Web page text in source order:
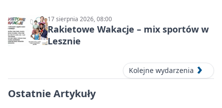
17 sierpnia 2026, 08:00
Rakietowe Wakacje – mix sportów w
Lesznie
Kolejne wydarzenia
Ostatnie Artykuły